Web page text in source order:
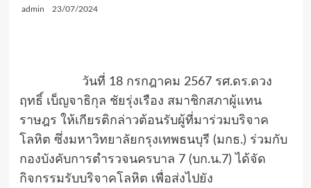
admin 23/07/2024
วันที่ 18 กรกฎาคม 2567 รศ.ดร.ดวง
ฤทธิ์ เบ็ญจาธิกุล ชัยรุ่งเรือง สมาชิกสภาผู้แทน
ราษฎร ให้เกียรติกล่าวต้อนรับผู้ที่มาร่วมบริจาค
โลหิต ซึ่งมหาวิทยาลัยกรุงเทพธนบุรี (มกธ.) ร่วมกับ
กองบังคับการตำรวจนครบาล 7 (บก.น.7) ได้จัด
กิจกรรมรับบริจาคโลหิต เพื่อส่งไปยัง